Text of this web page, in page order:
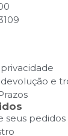
e
seus pedidos